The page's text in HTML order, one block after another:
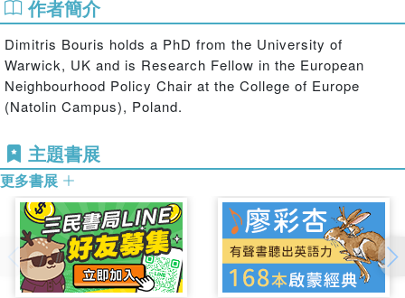
with EU, Palestinian and Israeli officials as well as
academics, members of NGOs and civil society, the
author evaluates the present approach of state-building
and offers a framework to test the effectiveness of the EU
as a state-builder. Examining security sector reform,
measures the contribution of the EU to state-building
against a backdrop of on-going conflict and a polarised
social setting.
This book will be of interest to students and scholars of
international relations, EU politics, Middle Eastern politics
and state-building.
作者簡介
Dimitris Bouris holds a PhD from the University of
Warwick, UK and is Research Fellow in the European
Neighbourhood Policy Chair at the College of Europe
(Natolin Campus), Poland.
主題書展
更多書展